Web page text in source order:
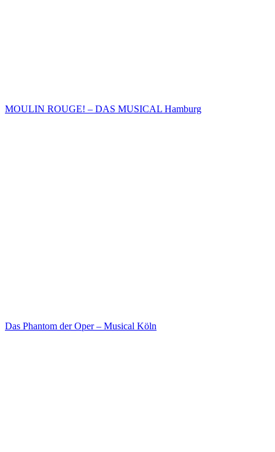
MOULIN ROUGE! – DAS MUSICAL Hamburg
Das Phantom der Oper – Musical Köln